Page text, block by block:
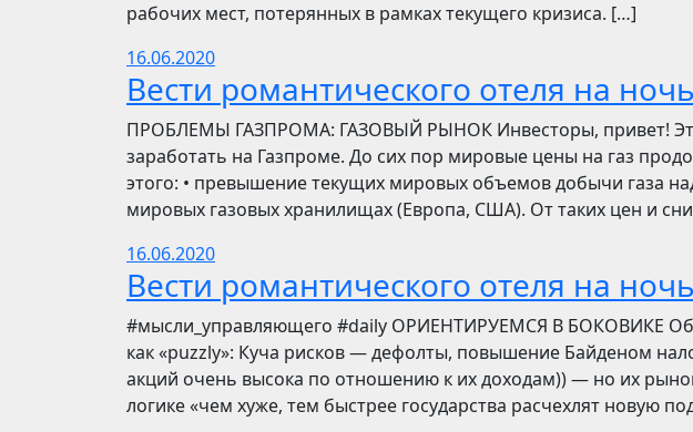
рабочих мест, потерянных в рамках текущего кризиса. […]
16.06.2020
Вести романтического отеля на
ПРОБЛЕМЫ ГАЗПРОМА: ГАЗОВЫЙ РЫНОК Инвесторы, привет!
заработать на Газпроме. До сих пор мировые цены на газ
этого: • превышение текущих мировых объемов добычи газа
мировых газовых хранилищах (Европа, США). От таких цен и
16.06.2020
Вести романтического отеля на
​​#мысли_управляющего #daily ОРИЕНТИРУЕМСЯ В БОКОВИКЕ
как «puzzly»: Куча рисков — дефолты, повышение Байденом
акций очень высока по отношению к их доходам)) — но их
логике «чем хуже, тем быстрее государства расчехлят новую